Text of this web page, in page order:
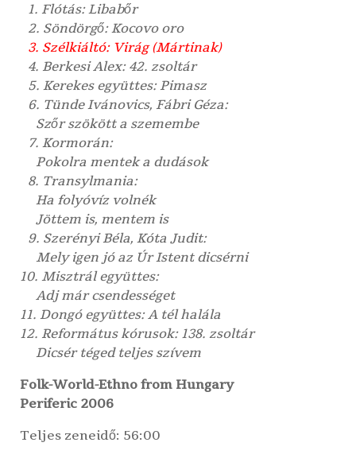
1. Flótás: Libabőr
2. Söndörgő: Kocovo oro
3. Szélkiáltó: Virág (Mártinak)
4. Berkesi Alex: 42. zsoltár
5. Kerekes együttes: Pimasz
6. Tünde Ivánovics, Fábri Géza:
Szőr szökött a szemembe
7. Kormorán:
Pokolra mentek a dudások
8. Transylmania:
Ha folyóvíz volnék
Jöttem is, mentem is
9. Szerényi Béla, Kóta Judit:
Mely igen jó az Úr Istent dicsérni
10. Misztrál együttes:
Adj már csendességet
11. Dongó együttes: A tél halála
12. Református kórusok: 138. zsoltár
Dicsér téged teljes szívem
Folk-World-Ethno from Hungary
Periferic 2006
Teljes zeneidő: 56:00